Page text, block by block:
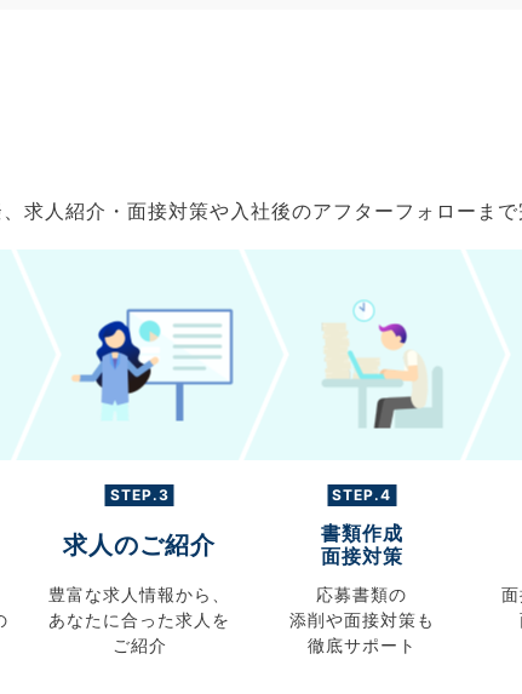
求人紹介・面接対策や入社後のアフターフォローま
STEP.3
求人のご紹介
豊富な求人情報から、
あなたに合った求人を
ご紹介
STEP.4
書類作成
面接対策
応募書類の
添削や面接対策も
徹底サポート